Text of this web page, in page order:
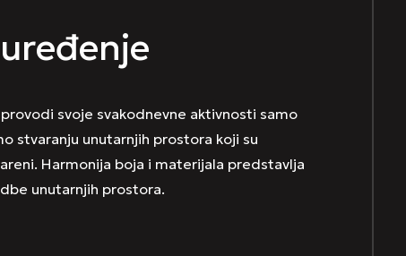
svoje svakodnevne aktivnosti samo
stvaranju unutarnjih prostora koji su
Harmonija boja i materijala predstavlja
unutarnjih prostora.